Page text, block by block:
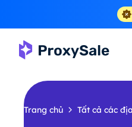
Trang chủ Tất cả các